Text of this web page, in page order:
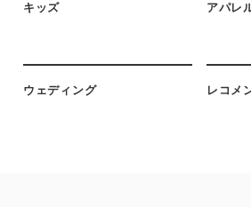
キッズ アパレ
ウェディング レコメ